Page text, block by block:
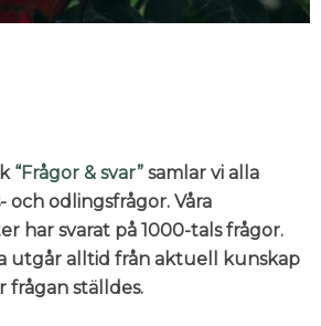
“Frågor & svar” samlar vi alla
och odlingsfrågor. Våra
har svarat på 1000-tals frågor.
utgår alltid från aktuell kunskap
frågan ställdes.